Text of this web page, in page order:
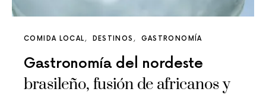
COMIDA LOCAL DESTINOS GASTRONOMÍA
Gastronomía del nordeste
brasileño, fusión de africanos y